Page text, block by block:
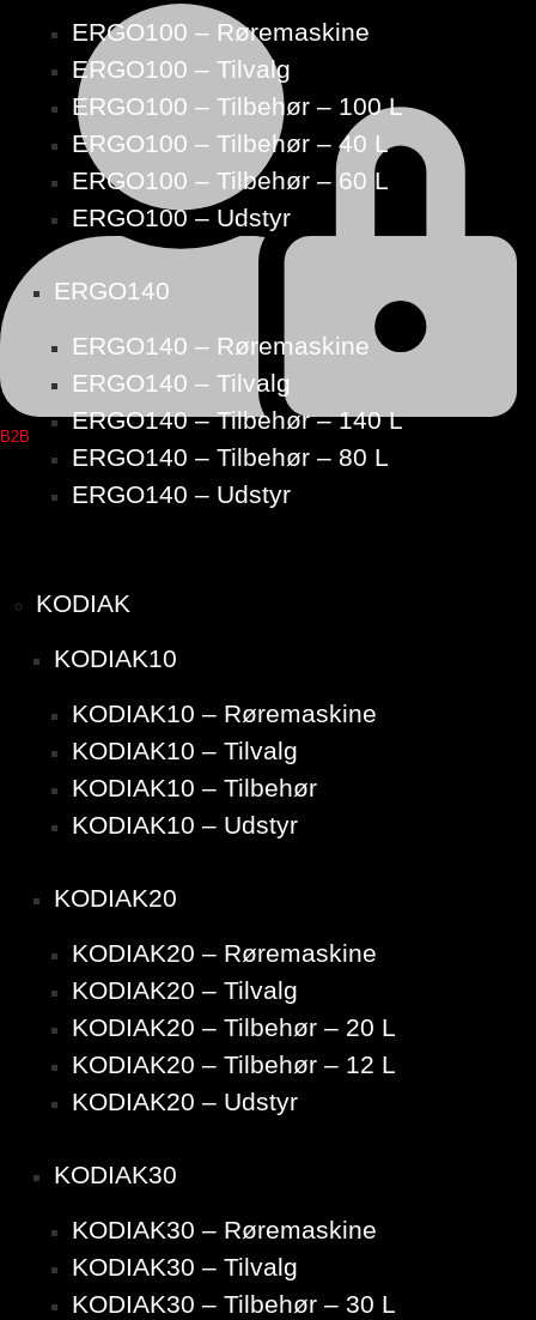
B2B
ERGO100 – Røremaskine
ERGO100 – Tilvalg
ERGO100 – Tilbehør – 100 L
ERGO100 – Tilbehør – 40 L
ERGO100 – Tilbehør – 60 L
ERGO100 – Udstyr
ERGO140
ERGO140 – Røremaskine
ERGO140 – Tilvalg
ERGO140 – Tilbehør – 140 L
ERGO140 – Tilbehør – 80 L
ERGO140 – Udstyr
KODIAK
KODIAK10
KODIAK10 – Røremaskine
KODIAK10 – Tilvalg
KODIAK10 – Tilbehør
KODIAK10 – Udstyr
KODIAK20
KODIAK20 – Røremaskine
KODIAK20 – Tilvalg
KODIAK20 – Tilbehør – 20 L
KODIAK20 – Tilbehør – 12 L
KODIAK20 – Udstyr
KODIAK30
KODIAK30 – Røremaskine
KODIAK30 – Tilvalg
KODIAK30 – Tilbehør – 30 L